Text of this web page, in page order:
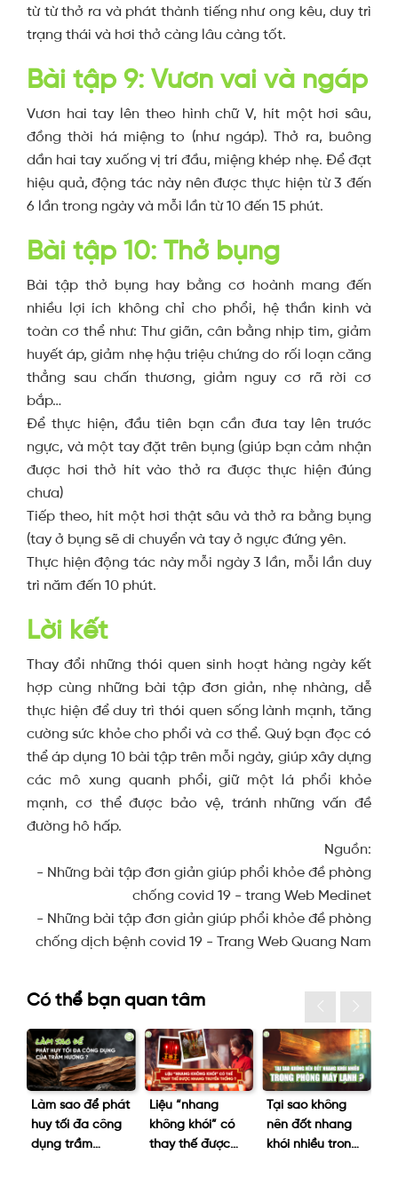
từ từ thở ra và phát thành tiếng như ong kêu, duy trì
trạng thái và hơi thở càng lâu càng tốt.
Bài tập 9: Vươn vai và ngáp
Vươn hai tay lên theo hình chữ V, hít một hơi sâu,
đồng thời há miệng to (như ngáp). Thở ra, buông
dần hai tay xuống vị trí đầu, miệng khép nhẹ. Để đạt
hiệu quả, động tác này nên được thực hiện từ 3 đến
6 lần trong ngày và mỗi lần từ 10 đến 15 phút.
Bài tập 10: Thở bụng
Bài tập thở bụng hay bằng cơ hoành mang đến
nhiều lợi ích không chỉ cho phổi, hệ thần kinh và
toàn cơ thể như: Thư giãn, cân bằng nhịp tim, giảm
huyết áp, giảm nhẹ hậu triệu chứng do rối loạn căng
thẳng sau chấn thương, giảm nguy cơ rã rời cơ
bắp…
Để thực hiện, đầu tiên bạn cần đưa tay lên trước
ngực, và một tay đặt trên bụng (giúp bạn cảm nhận
được hơi thở hít vào thở ra được thực hiện đúng
chưa)
Tiếp theo, hít một hơi thật sâu và thở ra bằng bụng
(tay ở bụng sẽ di chuyển và tay ở ngực đứng yên.
Thực hiện động tác này mỗi ngày 3 lần, mỗi lần duy
trì năm đến 10 phút.
Lời kết
Thay đổi những thói quen sinh hoạt hàng ngày kết
hợp cùng những bài tập đơn giản, nhẹ nhàng, dễ
thực hiện để duy trì thói quen sống lành mạnh, tăng
cường sức khỏe cho phổi và cơ thể. Quý bạn đọc có
thể áp dụng 10 bài tập trên mỗi ngày, giúp xây dựng
các mô xung quanh phổi, giữ một lá phổi khỏe
mạnh, cơ thể được bảo vệ, tránh những vấn đề
đường hô hấp.
Nguồn:
- Những bài tập đơn giản giúp phổi khỏe đề phòng
chống covid 19 - trang Web Medinet
- Những bài tập đơn giản giúp phổi khỏe đề phòng
chống dịch bệnh covid 19 - Trang Web Quang Nam
Có thể bạn quan tâm
Làm sao để phát
huy tối đa công
dụng trầm
Liệu “nhang
không khói” có
thay thế được
Tại sao không
nên đốt nhang
khói nhiều trong